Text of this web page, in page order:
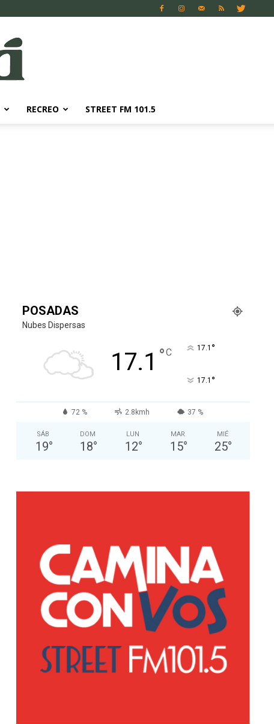
RECREO STREET FM 101.5
POSADAS
Nubes Dispersas
17.1 °C 17.1 °
17.1 °
72 % 2.8kmh 37 %
SÁB
19°
DOM
18°
LUN
12°
MAR
15°
MIÉ
25°